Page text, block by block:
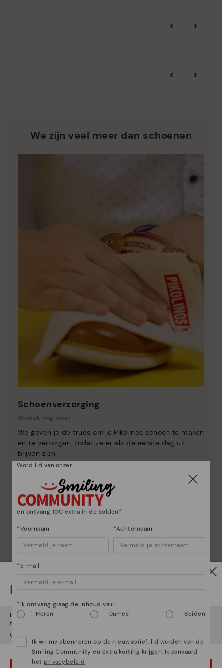
afvalstoffen te produceren en hergebruik ervan in de hand
‹ ›
‹ ›
We zijn veel meer dan schoenen
Schoenverzorging
Ontdek nog meer
We geven je de trucs om je Pikolinos schoon te maken
en te verzorgen, zodat ze er als de eerste dag uit
blijven zien.
Let op!
Het lijkt erop dat je in Verenigde Staten
bent maar je probeert
toegang te krijgen tot de
Wil je naar onze
OEPS! FOUTJE, IK WIL GRAAG IN VERENIGDE STATEN BLIJVEN
Word lid van onzer
en ontvang 10€ extra in de solden*
*Voornaam *Achternaam
*E-mail
*Ik ontvang graag de inhoud van:
Heren
Dames Beiden
Ik wil me abonneren op de nieuwsbrief, lid worden van de
Smiling Community en extra korting krijgen. Ik aanvaard
het privacybeleid